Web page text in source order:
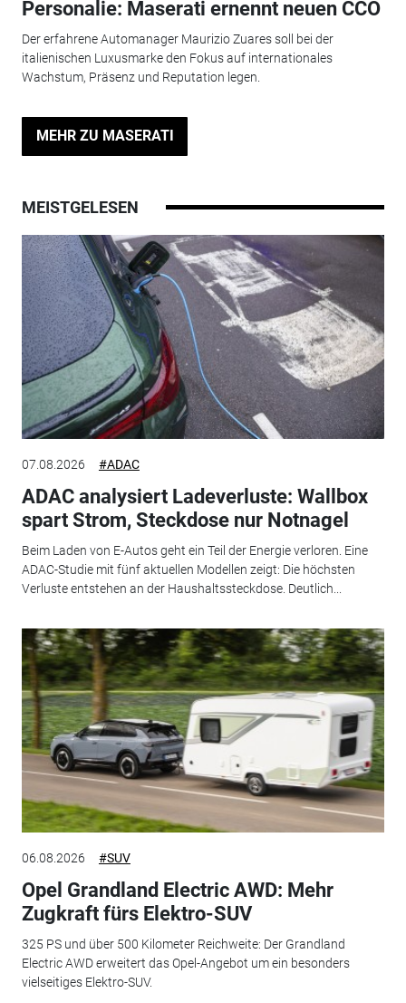
Personalie: Maserati ernennt neuen CCO
Der erfahrene Automanager Maurizio Zuares soll bei der
italienischen Luxusmarke den Fokus auf internationales
Wachstum, Präsenz und Reputation legen.
MEHR ZU MASERATI
MEISTGELESEN
07.08.2026 #ADAC
ADAC analysiert Ladeverluste: Wallbox
spart Strom, Steckdose nur Notnagel
Beim Laden von E-Autos geht ein Teil der Energie verloren. Eine
ADAC-Studie mit fünf aktuellen Modellen zeigt: Die höchsten
Verluste entstehen an der Haushaltssteckdose. Deutlich...
06.08.2026 #SUV
Opel Grandland Electric AWD: Mehr
Zugkraft fürs Elektro-SUV
325 PS und über 500 Kilometer Reichweite: Der Grandland
Electric AWD erweitert das Opel-Angebot um ein besonders
vielseitiges Elektro-SUV.